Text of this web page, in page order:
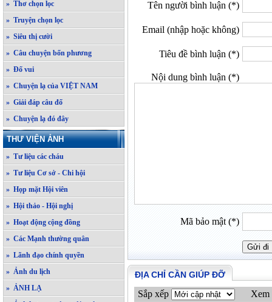
» Thơ chọn lọc
» Truyện chọn lọc
» Siêu thị cười
» Câu chuyện bốn phương
» Đố vui
» Chuyện lạ của VIỆT NAM
» Giải đáp câu đố
» Chuyện lạ đó đây
THƯ VIỆN ẢNH
» Tư liệu các cháu
» Tư liệu Cơ sở - Chi hội
» Họp mặt Hội viên
» Hội thảo - Hội nghị
» Hoạt động cộng đồng
» Các Mạnh thường quân
» Lãnh đạo chính quyền
» Ảnh du lịch
» ẢNH LẠ
Tên người bình luận (*)
Email (nhập hoặc không)
Tiêu đề bình luận (*)
Nội dung bình luận (*)
Mã bảo mật (*)
ĐỊA CHỈ CẦN GIÚP ĐỠ
Sắp xếp Xem